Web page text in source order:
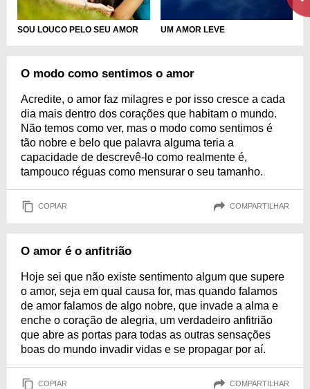
SOU LOUCO PELO SEU AMOR UM AMOR LEVE
O modo como sentimos o amor
Acredite, o amor faz milagres e por isso cresce a cada
dia mais dentro dos corações que habitam o mundo.
Não temos como ver, mas o modo como sentimos é
tão nobre e belo que palavra alguma teria a
capacidade de descrevê-lo como realmente é,
tampouco réguas como mensurar o seu tamanho.
COPIAR COMPARTILHAR
O amor é o anfitrião
Hoje sei que não existe sentimento algum que supere
o amor, seja em qual causa for, mas quando falamos
de amor falamos de algo nobre, que invade a alma e
enche o coração de alegria, um verdadeiro anfitrião
que abre as portas para todas as outras sensações
boas do mundo invadir vidas e se propagar por aí.
COPIAR COMPARTILHAR